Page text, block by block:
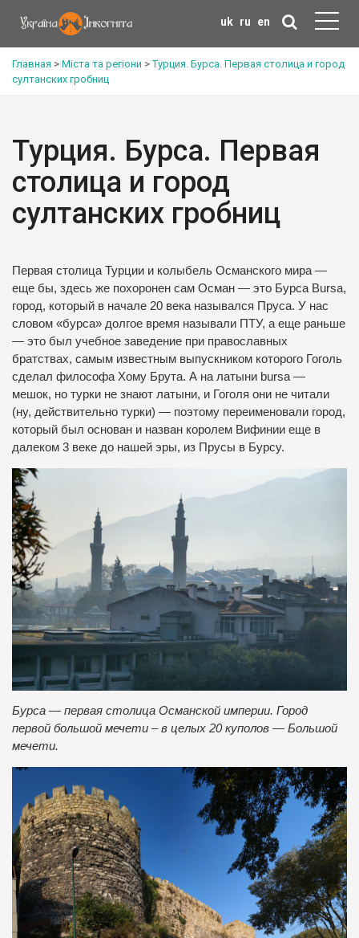
uk ru en
Главная > Міста та регіони >Турция. Бурса. Первая столица и город
султанских гробниц
Турция. Бурса. Первая
столица и город
султанских гробниц
Первая столица Турции и колыбель Османского мира —
еще бы, здесь же похоронен сам Осман — это Бурса Bursa,
город, который в начале 20 века назывался Пруса. У нас
словом «бурса» долгое время называли ПТУ, а еще раньше
— это был учебное заведение при православных
братствах, самым известным выпускником которого Гоголь
сделал философа Хому Брута. А на латыни bursa —
мешок, но турки не знают латыни, и Гоголя они не читали
(ну, действительно турки) — поэтому переименовали город,
который был основан и назван королем Вифинии еще в
далеком 3 веке до нашей эры, из Прусы в Бурсу.
Бурса — первая столица Османской империи. Город
первой большой мечети – в целых 20 куполов — Большой
мечети.